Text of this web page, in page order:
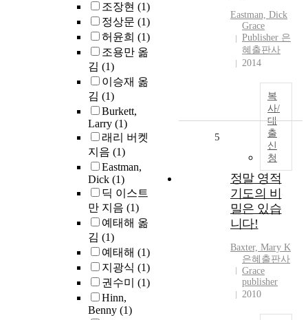
조장현 (1)
정상문 (1)
허윤희 (1)
조용만 옮
김 (1)
이승재 옮
김 (1)
Burkett,
Larry (1)
래리 버켓
지음 (1)
Eastman,
Dick (1)
딕 이스트
만 지음 (1)
예태해 옮
김 (1)
예태해 (1)
지광식 (1)
권수미 (1)
Hinn,
Benny (1)
Eastman, Dick
Grace
Publisher 은
혜출판사
2014
복
사/
대
출
신
청
5
정말 영적
기도의 비
밀은 있습
니다!
Baxter, Mary K
은혜출판사
Grace
publisher
2010